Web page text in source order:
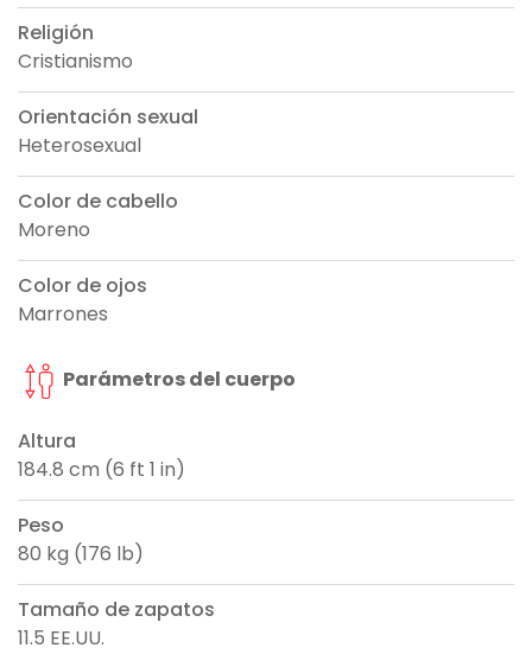
Religión
Cristianismo
Orientación sexual
Heterosexual
Color de cabello
Moreno
Color de ojos
Marrones
Parámetros del cuerpo
Altura
184.8 cm (6 ft 1 in)
Peso
80 kg (176 lb)
Tamaño de zapatos
11.5 EE.UU.